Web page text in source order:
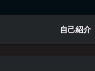
自己紹介